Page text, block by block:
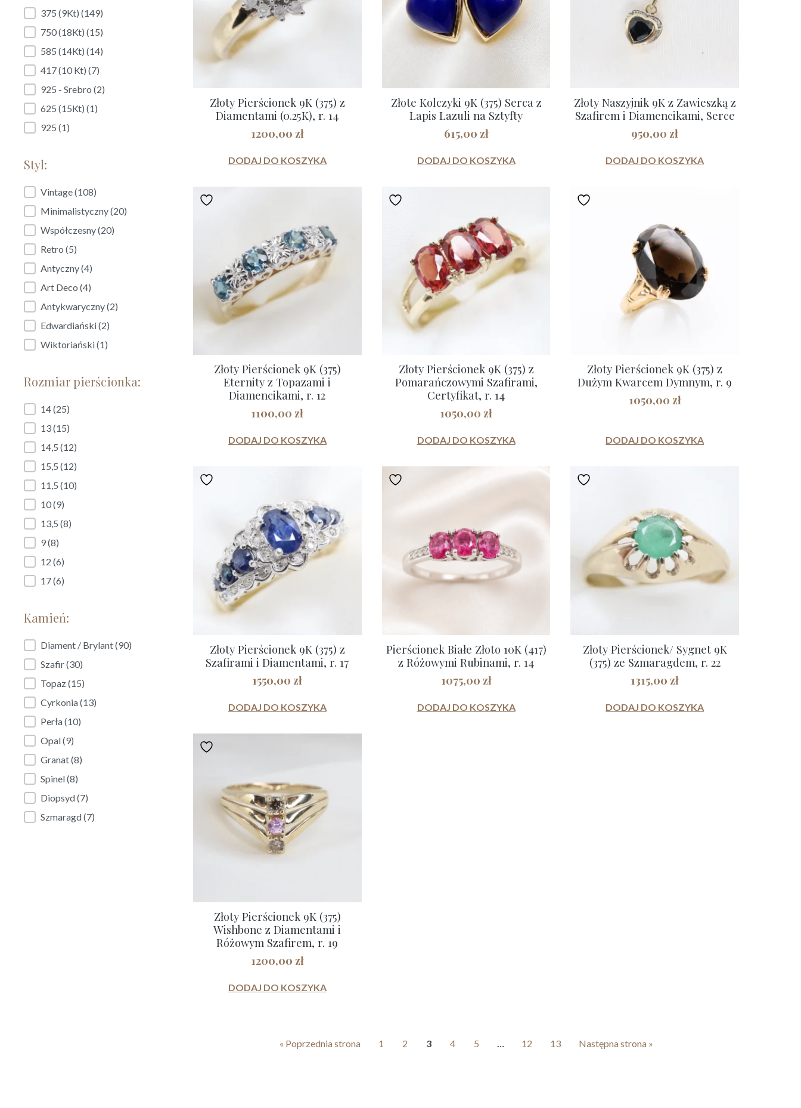
Próba:375 (9Kt) (149)
750 (18Kt) (15)
585 (14Kt) (14)
417 (10 Kt) (7)
925 - Srebro (2)
625 (15Kt) (1)
925 (1)
Styl:
Styl:Vintage(108)
Minimalistyczny(20)
Współczesny(20)
Retro (5)
Antyczny(4)
Art Deco (4)
Antykwaryczny(2)
Edwardiański(2)
Wiktoriański(1)
Rozmiar pierścionka:
Rozmiar pierścionka:
14(25)
13(15)
14,5 (12)
15,5 (12)
11,5 (10)
10(9)
13,5 (8)
9(8)
12 (6)
17(6)
Kamień:
Kamień:
Diament / Brylant(90)
Szafir(30)
Topaz(15)
Cyrkonia(13)
Perła(10)
Opal(9)
Granat(8)
Spinel(8)
Diopsyd(7)
Szmaragd(7)
Złoty Pierścionek 9K (375) z
Diamentami (0.25K), r. 14
1200,00 zł
DODAJ DO KOSZYKA
Złote Kolczyki 9K (375) Serca z
Lapis Lazuli na Sztyfty
615,00 zł
DODAJ DO KOSZYKA
Złoty Naszyjnik 9K z Zawieszką z
Szafirem i Diamencikami, Serce
950,00 zł
DODAJ DO KOSZYKA
Złoty Pierścionek 9K (375)
Eternity z Topazami i
Diamencikami, r. 12
1100,00 zł
DODAJ DO KOSZYKA
Złoty Pierścionek 9K (375) z
Pomarańczowymi Szafirami,
Certyfikat, r. 14
1050,00 zł
DODAJ DO KOSZYKA
Złoty Pierścionek 9K (375) z
Dużym Kwarcem Dymnym, r. 9
1050,00 zł
DODAJ DO KOSZYKA
Złoty Pierścionek 9K (375) z
Szafirami i Diamentami, r. 17
1550,00 zł
DODAJ DO KOSZYKA
Pierścionek Białe Złoto 10K (417)
z Różowymi Rubinami, r. 14
1075,00 zł
DODAJ DO KOSZYKA
Złoty Pierścionek/ Sygnet 9K
(375) ze Szmaragdem, r. 22
1315,00 zł
DODAJ DO KOSZYKA
Złoty Pierścionek 9K (375)
Wishbone z Diamentami i
Różowym Szafirem, r. 19
1200,00 zł
DODAJ DO KOSZYKA
« Poprzednia strona 1 2 3 4 5 12 13 Następna strona »